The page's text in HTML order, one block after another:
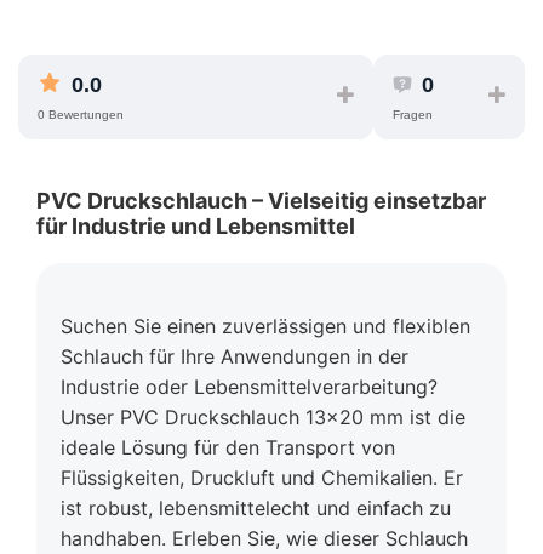
0.0
0 Bewertungen
0
Fragen
PVC Druckschlauch – Vielseitig einsetzbar
für Industrie und Lebensmittel
Suchen Sie einen zuverlässigen und flexiblen
Schlauch für Ihre Anwendungen in der
Industrie oder Lebensmittelverarbeitung?
Unser PVC Druckschlauch 13x20 mm ist die
ideale Lösung für den Transport von
Flüssigkeiten, Druckluft und Chemikalien. Er
ist robust, lebensmittelecht und einfach zu
handhaben. Erleben Sie, wie dieser Schlauch